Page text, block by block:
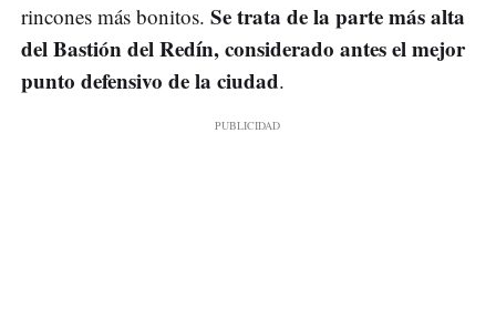
rincones más bonitos. Se trata de la parte más alta
del Bastión del Redín, considerado antes el mejor
punto defensivo de la ciudad.